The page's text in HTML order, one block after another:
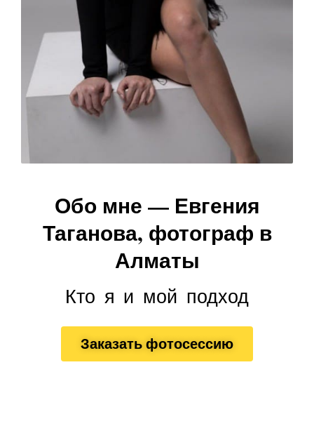
Обо мне — Евгения
Таганова, фотограф в
Алматы
Кто я и мой подход
Заказать фотосессию